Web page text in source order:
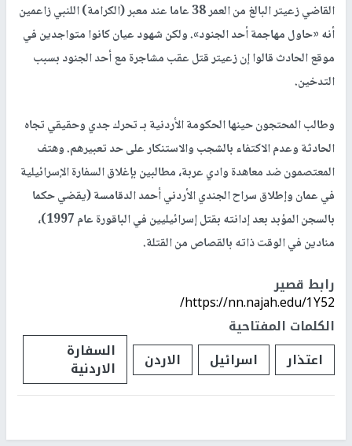
القاضي زعيتر البالغ من العمر 38 عاما عند معبر (الكرامة) اللنبي زاعمين
أنه «حاول مهاجمة أحد الجنود». ولكن شهود عيان كانوا متواجدين في
موقع الحادث قالوا إن زعيتر قتل عقب مشاجرة مع أحد الجنود بسبب
التدخين.
وطالب المحتجون حينها الحكومة الأردنية بـ تحرك جدي وحقيقي تجاه
الحادثة وعدم الاكتفاء بالشجب والاستنكار على حد تعبيرهم. وهتف
المعتصمون ضد معاهدة وادي عربة، مطالبين بإغلاق السفارة الإسرائيلية
في عمان وإطلاق سراح الجندي الأردني أحمد الدقامسة (يقضي حكما
بالسجن المؤبد بعد إدانته بقتل إسرائيليين في الباقورة عام 1997)،
منادين في الوقت ذاته بالقصاص من القتلة.
رابط قصير
https://nn.najah.edu/1Y52/
الكلمات المفتاحية
اعتذار
اسرائيل الاردن السفارة
الاردنية